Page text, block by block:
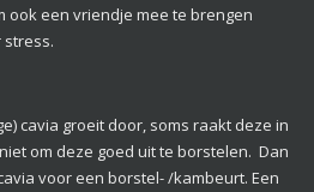
ook een vriendje mee te brengen
stress.
cavia groeit door, soms raakt deze in
om deze goed uit te borstelen. Dan
voor een borstel- /kambeurt. Een